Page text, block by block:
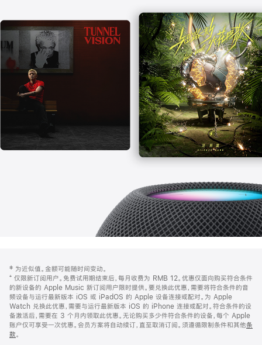
口
中
打
开)
页
页
脚
注
‡ 为近似值。金额可能随时间变动。
⁺ 仅限新订阅用户。免费试用期结束后，每月收费为 RMB 12。优惠仅面向购买符合条件
的新设备的 Apple Music 新订阅用户限时提供。要兑换此优惠，需要将符合条件的音
频设备与运行最新版本 iOS 或 iPadOS 的 Apple 设备连接或配对。为 Apple
Watch 兑换此优惠，需要与运行最新版本 iOS 的 iPhone 连接或配对。符合条件的设
备激活后，需要在 3 个月内领取此优惠。无论购买多少件符合条件的设备，每个 Apple
账户仅可享受一次优惠。会员方案将自动续订，直至取消订阅。须遵循限制条件和其他条
款。